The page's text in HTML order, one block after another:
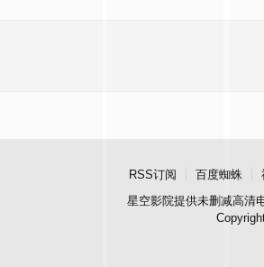
RSS订阅 百度蜘蛛
星空影院提供未删减高清